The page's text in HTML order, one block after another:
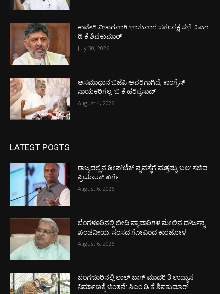
ಕಾವೇರಿ ವಿಚಾರವಾಗಿ ಭಾನುವಾರ ಸರ್ವಪಕ್ಷ ಸಭೆ: ಸಿಎಂ
ಡಿ ಕೆ ಶಿವಕುಮಾರ್
July 30, 2026
ಅಸಮಾಧಾನ ಬಿಜೆಪಿ ಅವರಿಗಾಗಿದೆ, ಕಾಂಗ್ರೆಸ್
ನಾಯಕರಿಗಲ್ಲ: ಬಿ ಕೆ ಹರಿಪ್ರಸಾದ್
August 4, 2026
LATEST POSTS
ರಾಜ್ಯದಲ್ಲಿನ ಡೀಪ್‌ಟೆಕ್‌ ವ್ಯವಸ್ಥೆಗೆ ಮತ್ತಷ್ಟು ಬಲ: ಸಚಿವ
ಪ್ರಿಯಾಂಕ್ ಖರ್ಗೆ
August 6, 2026
ಬೆಂಗಳೂರಿನಲ್ಲಿ ಬೀದಿ ವ್ಯಾಪಾರಿಗಳ ಮೇಲಿನ ದೌರ್ಜನ್ಯ
ಖಂಡನೀಯ: ಸಂಸದ ಗೋವಿಂದ ಕಾರಜೋಳ
August 6, 2026
ಬೆಂಗಳೂರಿನಲ್ಲಿ ಲಾಲ್ ಬಾಗ್ ಮಾದರಿ 3 ಉದ್ಯಾನ
ನಿರ್ಮಾಣಕ್ಕೆ ಚಿಂತನೆ: ಸಿಎಂ ಡಿ ಕೆ ಶಿವಕುಮಾರ್